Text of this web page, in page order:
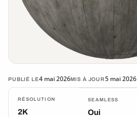
PUBLIÉ LE4 mai 2026MIS À JOUR5 mai 2026
RÉSOLUTION
2K
SEAMLESS
Oui